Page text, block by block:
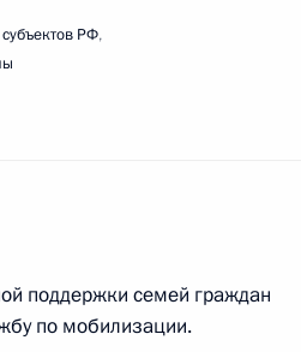
РФ,
поддержки семей граждан
по мобилизации.